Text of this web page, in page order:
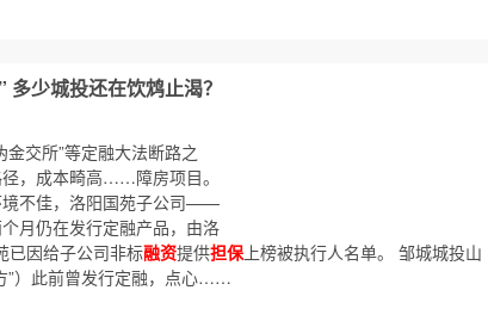
少城投还在饮鸩止渴？
交所”等定融大法断路之
，成本畸高……障房项目。
不佳，洛阳国苑子公司——
月仍在发行定融产品，由洛
已因给子公司非标融资提供担保上榜被执行人名单。 邹城城投山
”）此前曾发行定融，点心……